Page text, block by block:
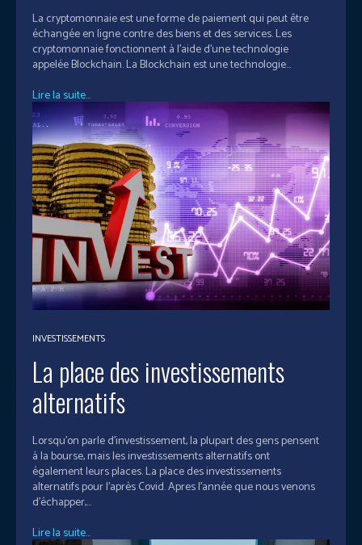
La cryptomonnaie est une forme de paiement qui peut être
échangée en ligne contre des biens et des services. Les
cryptomonnaie fonctionnent à l'aide d'une technologie
appelée Blockchain. La Blockchain est une technologie...
Lire la suite...
INVESTISSEMENTS
La place des investissements
alternatifs
Lorsqu’on parle d’investissement, la plupart des gens pensent
à la bourse, mais les investissements alternatifs ont
également leurs places. La place des investissements
alternatifs pour l'après Covid. Apres l’année que nous venons
d’échapper,...
Lire la suite...